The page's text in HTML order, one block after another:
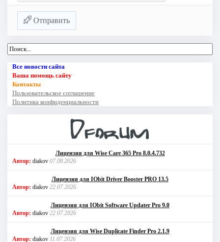
Отправить
Все новости сайта
Ваша помощь сайту
Контакты
Пользовательское соглашение
Политика конфиденциальности
Лицензия для Wise Care 365 Pro 8.0.4.732
Автор: diakov 07.08.2026
Лицензия для IObit Driver Booster PRO 13.5
Автор: diakov 22.07.2026
Лицензия для IObit Software Updater Pro 9.0
Автор: diakov 22.07.2026
Лицензия для Wise Duplicate Finder Pro 2.1.9
Автор: diakov 11.07.2026